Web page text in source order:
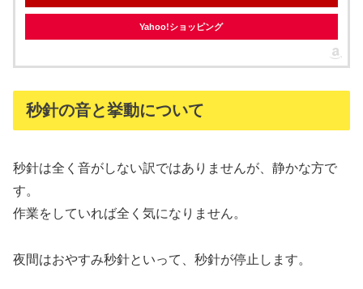
Yahoo!ショッピング
秒針の音と挙動について
秒針は全く音がしない訳ではありませんが、静かな方で
す。
作業をしていれば全く気になりません。
夜間はおやすみ秒針といって、秒針が停止します。